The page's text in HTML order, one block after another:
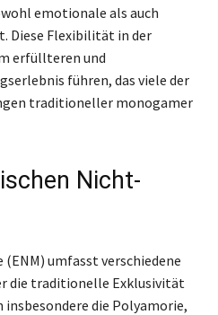
emotionale als auch
Diese Flexibilität in der
erfüllteren und
führen, das viele der
traditioneller monogamer
Nicht-
umfasst verschiedene
die traditionelle Exklusivität
insbesondere die Polyamorie,